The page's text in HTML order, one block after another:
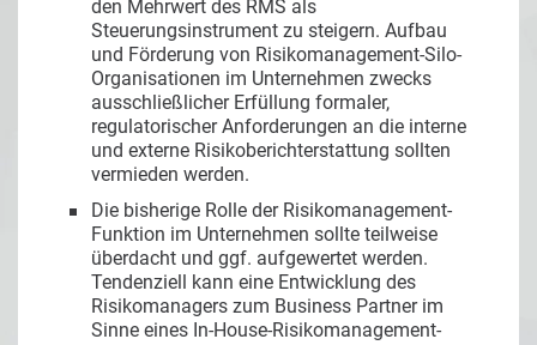
den Mehrwert des RMS als
Steuerungsinstrument zu steigern. Aufbau
und Förderung von Risikomanagement-Silo-
Organisationen im Unternehmen zwecks
ausschließlicher Erfüllung formaler,
regulatorischer Anforderungen an die interne
und externe Risikoberichterstattung sollten
vermieden werden.
Die bisherige Rolle der Risikomanagement-
Funktion im Unternehmen sollte teilweise
überdacht und ggf. aufgewertet werden.
Tendenziell kann eine Entwicklung des
Risikomanagers zum Business Partner im
Sinne eines In-House-Risikomanagement-